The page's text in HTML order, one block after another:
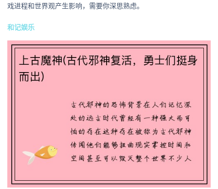
戏进程和世界观产生影响，需要你深思熟虑。
和记娱乐